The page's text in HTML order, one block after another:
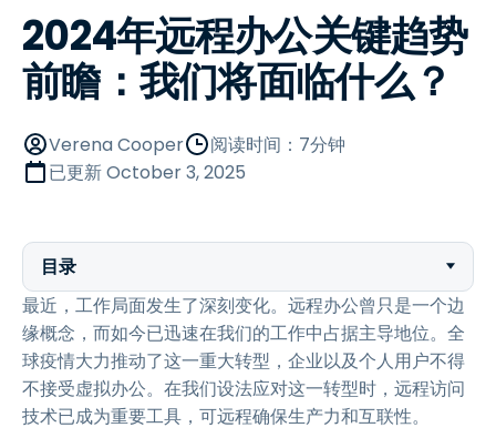
2024年远程办公关键趋势
前瞻：我们将面临什么？
Verena Cooper
阅读时间：7分钟
已更新October 3, 2025
目录
最近，工作局面发生了深刻变化。远程办公曾只是一个边
缘概念，而如今已迅速在我们的工作中占据主导地位。全
球疫情大力推动了这一重大转型，企业以及个人用户不得
不接受虚拟办公。在我们设法应对这一转型时，远程访问
技术已成为重要工具，可远程确保生产力和互联性。